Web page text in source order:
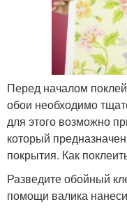
Перед началом
обои необходимо
для этого возможно
который
покрытия. Как
Разведите обойный
помощи валика